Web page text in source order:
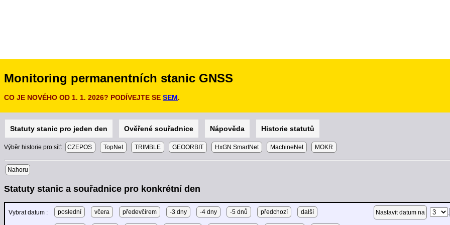
Monitoring permanentních stanic GNSS
CO JE NOVÉHO OD 1. 1. 2026? PODÍVEJTE SE SEM.
Statuty stanic pro jeden den Ověřené souřadnice Nápověda Historie statutů
Výběr historie pro síť: CZEPOS TopNet TRIMBLE GEOORBIT HxGN SmartNet MachineNet MOKR
Nahoru
Statuty stanic a souřadnice pro konkrétní den
Vybrat datum : poslední včera předevčírem -3 dny -4 dny -5 dnů předchozí další .